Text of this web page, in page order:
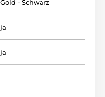
Gold - Schwarz
ja
ja